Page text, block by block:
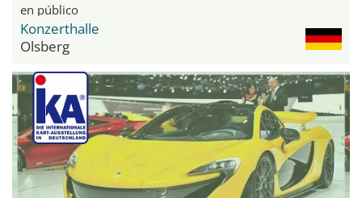
en público
Konzerthalle
Olsberg